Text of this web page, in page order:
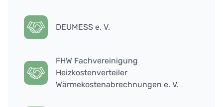
DEUMESS e. V.
FHW Fachvereinigung
Heizkostenverteiler
Wärmekostenabrechnungen e. V.